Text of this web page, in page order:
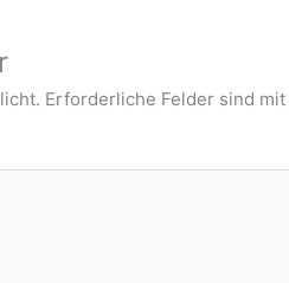
Erforderliche Felder sind mit